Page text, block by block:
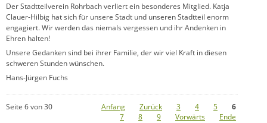
Der Stadtteilverein Rohrbach verliert ein besonderes Mitglied. Katja
Clauer-Hilbig hat sich für unsere Stadt und unseren Stadtteil enorm
engagiert. Wir werden das niemals vergessen und ihr Andenken in
Ehren halten!
Unsere Gedanken sind bei ihrer Familie, der wir viel Kraft in diesen
schweren Stunden wünschen.
Hans-Jürgen Fuchs
Seite 6 von 30 Anfang Zurück 3 4 5
6
7
8 9 Vorwärts Ende